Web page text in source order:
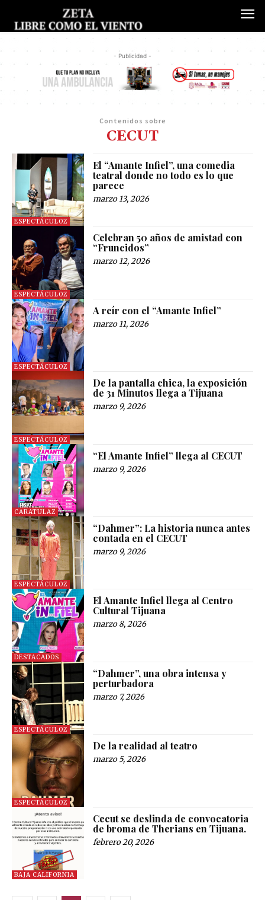
- Publicidad -
Contenidos sobre
CECUT
ESPECTÁCULOZ
El “Amante Infiel”, una comedia
teatral donde no todo es lo que
parece
marzo 13, 2026
ESPECTÁCULOZ
Celebran 50 años de amistad con
“Fruncidos”
marzo 12, 2026
ESPECTÁCULOZ
A reír con el “Amante Infiel”
marzo 11, 2026
ESPECTÁCULOZ
De la pantalla chica, la exposición
de 31 Minutos llega a Tijuana
marzo 9, 2026
CARATULAZ
“El Amante Infiel” llega al CECUT
marzo 9, 2026
ESPECTÁCULOZ
“Dahmer”: La historia nunca antes
contada en el CECUT
marzo 9, 2026
DESTACADOS
El Amante Infiel llega al Centro
Cultural Tijuana
marzo 8, 2026
ESPECTÁCULOZ
“Dahmer”, una obra intensa y
perturbadora
marzo 7, 2026
ESPECTÁCULOZ
De la realidad al teatro
marzo 5, 2026
BAJA CALIFORNIA
Cecut se deslinda de convocatoria
de broma de Therians en Tijuana.
febrero 20, 2026